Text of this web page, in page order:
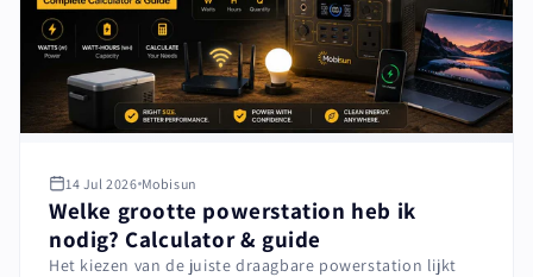
14 Jul 2026 Mobisun
Welke grootte powerstation heb ik
nodig? Calculator & guide
Het kiezen van de juiste draagbare powerstation lijkt